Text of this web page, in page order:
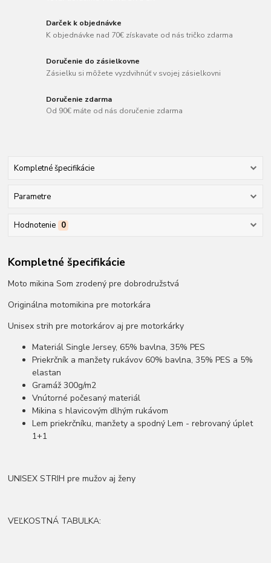
Darček k objednávke
K objednávke nad 70€ získavate od nás tričko zdarma
Doručenie do zásielkovne
Zásielku si môžete vyzdvihnúť v svojej zásielkovni
Doručenie zdarma
Od 90€ máte od nás doručenie zdarma
Kompletné špecifikácie
Parametre
Hodnotenie 0
Kompletné špecifikácie
Moto mikina Som zrodený pre dobrodružstvá
Originálna motomikina pre motorkára
Unisex strih pre motorkárov aj pre motorkárky
Materiál Single Jersey, 65% bavlna, 35% PES
Priekrčník a manžety rukávov 60% bavlna, 35% PES a 5%
elastan
Gramáž 300g/m2
Vnútorné počesaný materiál
Mikina s hlavicovým dlhým rukávom
Lem priekrčníku, manžety a spodný Lem - rebrovaný úplet
1+1
UNISEX STRIH pre mužov aj ženy
VEĽKOSTNÁ TABULKA: